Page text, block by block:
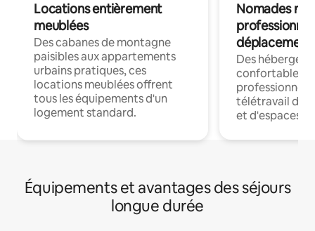
Locations entièrement
meublées
Des cabanes de montagne
paisibles aux appartements
urbains pratiques, ces
locations meublées offrent
tous les équipements d'un
logement standard.
Nomades
déplacement
Des
confortables
professionnels
télétravail
et d'espaces
Équipements et avantages des séjours
longue durée